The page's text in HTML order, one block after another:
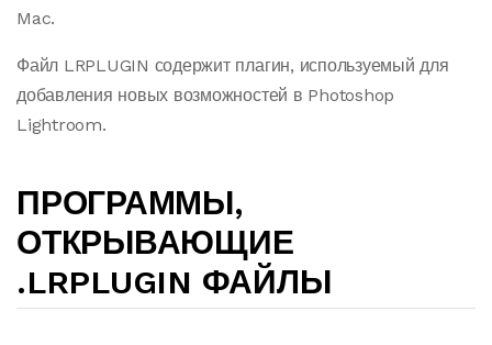
Mac.
Файл LRPLUGIN содержит плагин, используемый для
добавления новых возможностей в Photoshop
Lightroom.
ПРОГРАММЫ,
ОТКРЫВАЮЩИЕ
.LRPLUGIN ФАЙЛЫ